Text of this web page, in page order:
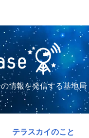
情報を発信する基地局
テラスカイのこと